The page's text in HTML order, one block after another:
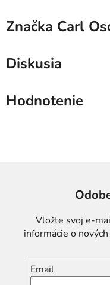
Značka Carl
Diskusia
Hodnotenie
Vložte svoj e-
informácie o
Email